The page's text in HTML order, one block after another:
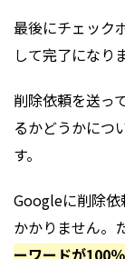
最後にチェック
して完了になり
削除依頼を送っ
るかどうかにつ
す。
Googleに削除依
かかりません。
ーワードが100